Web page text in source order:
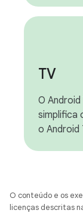
TV
O
simplifica
o Android
O conteúdo e os
licenças descritas